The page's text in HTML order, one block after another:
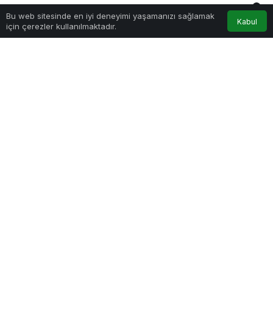
Bu web sitesinde en iyi deneyimi yaşamanızı sağlamak
için çerezler kullanılmaktadır.
Kabul
Anasayfa Akış Bildirimler